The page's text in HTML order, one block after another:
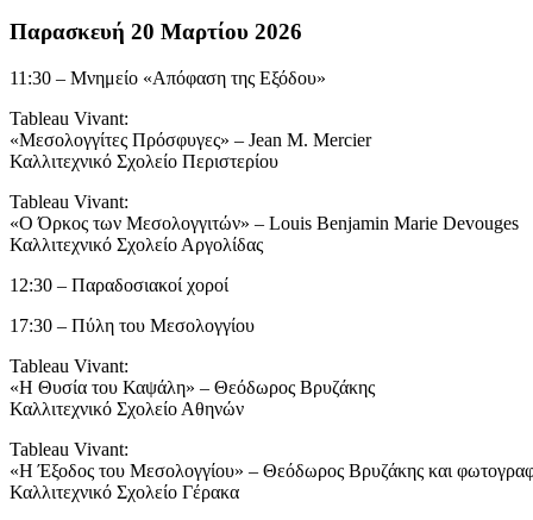
Παρασκευή 20 Μαρτίου 2026
11:30 – Μνημείο «Απόφαση της Εξόδου»
Tableau Vivant:
«Μεσολογγίτες Πρόσφυγες» – Jean M. Mercier
Καλλιτεχνικό Σχολείο Περιστερίου
Tableau Vivant:
«Ο Όρκος των Μεσολογγιτών» – Louis Benjamin Marie Devouges
Καλλιτεχνικό Σχολείο Αργολίδας
12:30 – Παραδοσιακοί χοροί
17:30 – Πύλη του Μεσολογγίου
Tableau Vivant:
«Η Θυσία του Καψάλη» – Θεόδωρος Βρυζάκης
Καλλιτεχνικό Σχολείο Αθηνών
Tableau Vivant:
«Η Έξοδος του Μεσολογγίου» – Θεόδωρος Βρυζάκης και
Καλλιτεχνικό Σχολείο Γέρακα